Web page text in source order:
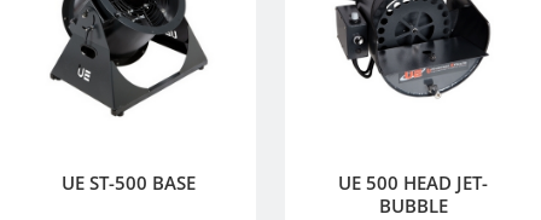
UE ST-500 BASE
UE 500 HEAD JET-
BUBBLE